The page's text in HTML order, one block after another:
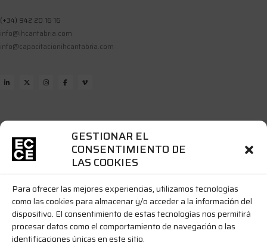
GESTIONAR EL
CONSENTIMIENTO DE
LAS COOKIES
Para ofrecer las mejores experiencias, utilizamos tecnologías
como las cookies para almacenar y/o acceder a la información del
dispositivo. El consentimiento de estas tecnologías nos permitirá
procesar datos como el comportamiento de navegación o las
identificaciones únicas en este sitio.
(+34) 942 20 16 16
info@ihcantabria.com
info@capacitacionihcantabria.com
Suscríbete a continuación para recibir las novedades del Área de Docencia y
Capacitación de IHCantabria
Correo electrónico (Obligatorio)